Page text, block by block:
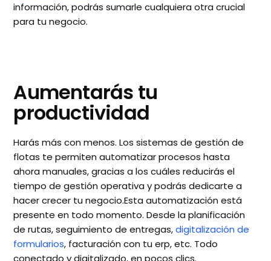
información, podrás sumarle cualquiera otra crucial
para tu negocio.
Aumentarás tu
productividad
Harás más con menos. Los sistemas de gestión de
flotas te permiten automatizar procesos hasta
ahora manuales, gracias a los cuáles reducirás el
tiempo de gestión operativa y podrás dedicarte a
hacer crecer tu negocio.Esta automatización está
presente en todo momento. Desde la planificación
de rutas, seguimiento de entregas,digitalización de
formularios, facturación con tu erp, etc. Todo
conectado y digitalizado, en pocos clics.